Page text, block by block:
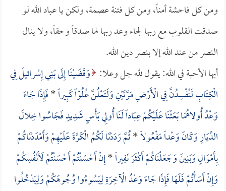
ومن كل فاحشة أمناً، ومن كل فتنة عصمة، ولكن يا عباد الله لو
صدقت القلوب مع ربها لجاء وعد ربها لها صدقاً وحقاً، ولا ينال
النصر من عند الله إلا بنصر دين الله.
أيها الأحبة في الله: يقول لله جل وعلا: وَقَضَيْنَا إِلَى بَنِي إِسْرائيلَ فِي
الْكِتَابِ لَتُفْسِدُنَّ فِي الْأَرْضِ مَرَّتَيْنِ وَلَتَعْلُنَّ عُلُوّاً كَبِيراً*فَإِذَا جَاءَ
وَعْدُ أُولاهُمَا بَعَثْنَا عَلَيْكُمْ عِبَاداً لَنَا أُولِي بَأْسٍ شَدِيدٍ فَجَاسُوا خِلالَ
الدِّيَارِ وَكَانَ وَعْداً مَفْعُولاً*ثُمَّ رَدَدْنَا لَكُمُ الْكَرَّةَ عَلَيْهِمْ وَأَمْدَدْنَاكُمْ
بِأَمْوَالٍ وَبَنِينَ وَجَعَلْنَاكُمْ أَكْثَرَ نَفِيراً*إِنْ أَحْسَنْتُمْ أَحْسَنْتُمْ لَأَنْفُسِكُمْ
وَإِنْ أَسَأْتُمْ فَلَهَا فَإِذَا جَاءَ وَعْدُ الْآخِرَةِ لِيَسُوءُوا وُجُوهَكُمْ وَلِيَدْخُلُوا